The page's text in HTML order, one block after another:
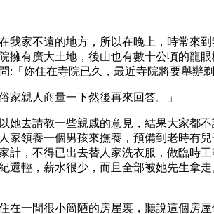
家不遠的地方，所以在晚上，時常來
有廣大土地，後山也有數十公頃的龍
:「妳住在寺院已久，最近寺院將要舉辦
親人商量一下然後再來回答。」
去請教一些親戚的意見，結果大家都
領養一個男孩來撫養，預備到老時有
，不得已出去替人家洗衣服，做臨時
輕，薪水很少，而且全部被她先生拿
一間很小簡陋的房屋裏，聽說這個房